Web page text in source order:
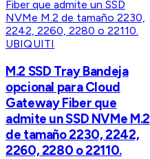
UBIQUITI
M.2 SSD Tray Bandeja
opcional para Cloud
Gateway Fiber que
admite un SSD NVMe M.2
de tamaño 2230, 2242,
2260, 2280 o 22110.